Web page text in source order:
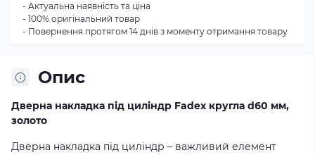
Опис
Дверна накладка під циліндр Fadex кругла d60 мм,
золото
Дверна накладка під циліндр – важливий елемент
- Актуальна наявність та ціна
- 100% оригінальний товар
- Повернення протягом 14 днів з моменту отримання товару